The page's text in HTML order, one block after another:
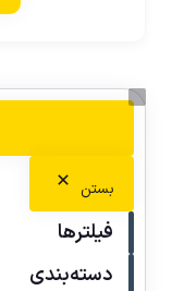
بستن
فیلترها
دسته‌بندی